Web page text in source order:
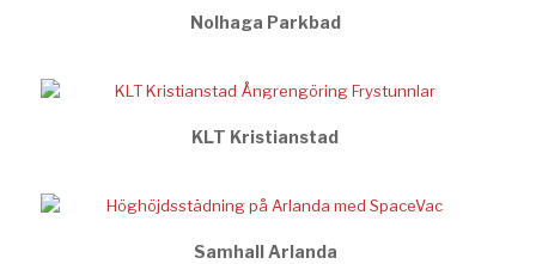
Nolhaga Parkbad
KLT Kristianstad
Samhall Arlanda